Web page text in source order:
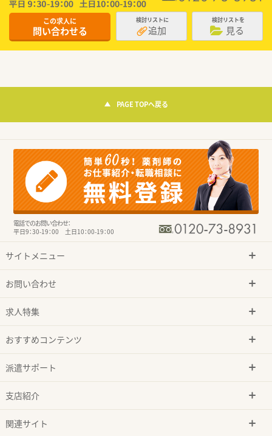
この求人に
問い合わせる
検討リストに
追加
検討リストを
見る
PAGE TOPへ戻る
電話でのお問い合わせ：
平日9：30-19：00 土日10：00-19：00
サイトメニュー
お問い合わせ
求人特集
おすすめコンテンツ
派遣サポート
支店紹介
関連サイト